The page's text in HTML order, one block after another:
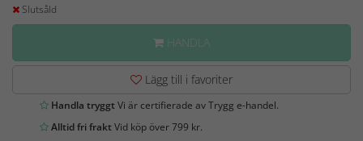
Slutsåld
HANDLA
Lägg till i favoriter
Handla tryggtVi är certifierade av Trygg e-handel.
Alltid fri fraktVid köp över 799 kr.